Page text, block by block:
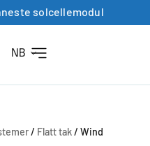
solcellemodul
NB
/ Flatt tak/ Wind